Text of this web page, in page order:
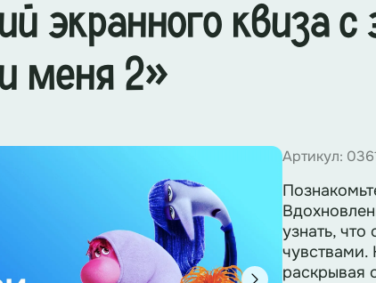
экранного квиза
меня 2»
Артикул:
узнать,
раскрывая